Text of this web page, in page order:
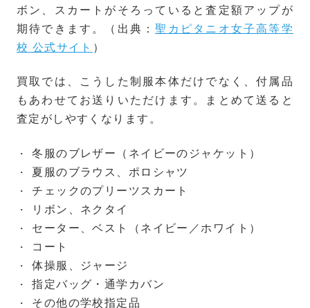
ボン、スカートがそろっていると査定額アップが
期待できます。（出典：聖カピタニオ女子高等学
校 公式サイト ）
買取では、こうした制服本体だけでなく、付属品
もあわせてお送りいただけます。まとめて送ると
査定がしやすくなります。
冬服のブレザー（ネイビーのジャケット）
夏服のブラウス、ポロシャツ
チェックのプリーツスカート
リボン、ネクタイ
セーター、ベスト（ネイビー／ホワイト）
コート
体操服、ジャージ
指定バッグ・通学カバン
その他の学校指定品